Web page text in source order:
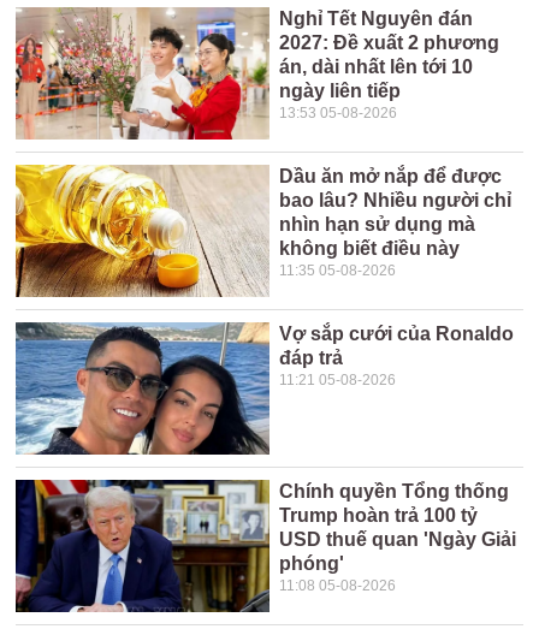
Nghỉ Tết Nguyên đán
2027: Đề xuất 2 phương
án, dài nhất lên tới 10
ngày liên tiếp
13:53 05-08-2026
Dầu ăn mở nắp để được
bao lâu? Nhiều người chỉ
nhìn hạn sử dụng mà
không biết điều này
11:35 05-08-2026
Vợ sắp cưới của Ronaldo
đáp trả
11:21 05-08-2026
Chính quyền Tổng thống
Trump hoàn trả 100 tỷ
USD thuế quan 'Ngày Giải
phóng'
11:08 05-08-2026